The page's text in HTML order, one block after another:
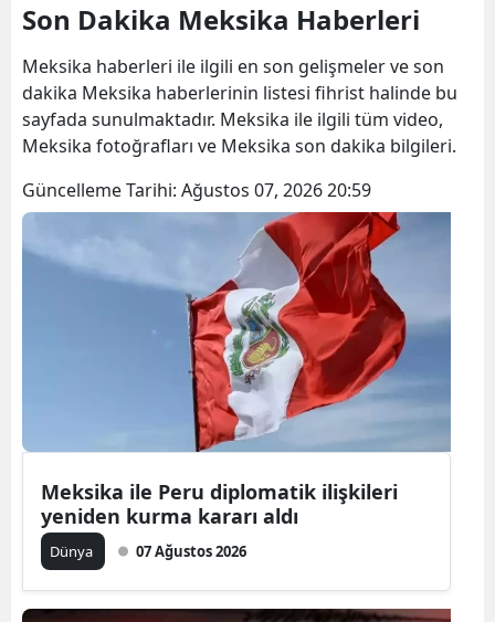
Son Dakika Meksika Haberleri
Meksika haberleri ile ilgili en son gelişmeler ve son
dakika Meksika haberlerinin listesi fihrist halinde bu
sayfada sunulmaktadır. Meksika ile ilgili tüm video,
Meksika fotoğrafları ve Meksika son dakika bilgileri.
Güncelleme Tarihi: Ağustos 07, 2026 20:59
Meksika ile Peru diplomatik ilişkileri
yeniden kurma kararı aldı
Dünya 07 Ağustos 2026